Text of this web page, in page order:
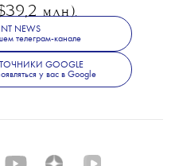
млн).
NEWS
телеграм-канале
GOOGLE
у вас в Google